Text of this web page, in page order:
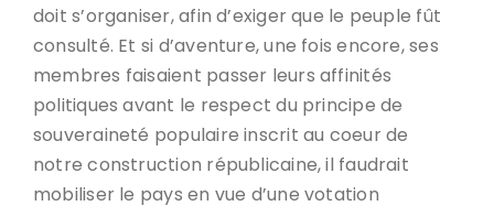
doit s’organiser, afin d’exiger que le peuple fût
consulté. Et si d’aventure, une fois encore, ses
membres faisaient passer leurs affinités
politiques avant le respect du principe de
souveraineté populaire inscrit au coeur de
notre construction républicaine, il faudrait
mobiliser le pays en vue d’une votation